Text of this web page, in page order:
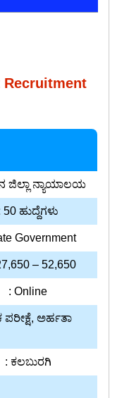
ಜಿಲ್ಲಾ ನ್ಯಾಯಾಲಯ
50 ಹುದ್ದೆಗಳು
Government
– 52,650
: Online
ಅರ್ಹತಾ
: ಕಲಬುರಗಿ